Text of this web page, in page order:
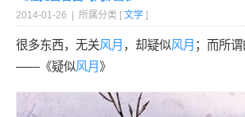
2014-01-26 | 所属分类 [ 文学 ]
很多东西，无关风月 ，却疑似风月 ；而所
——《疑似风月 》